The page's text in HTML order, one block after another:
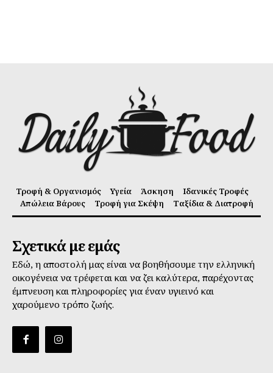
Τροφή & Οργανισμός Υγεία Άσκηση
Ιδανικές Τροφές
Απώλεια Βάρους
Τροφή για Σκέψη Ταξίδια & Διατροφή
Σχετικά με εμάς
Εδώ, η αποστολή μας είναι να βοηθήσουμε την ελληνική
οικογένεια να τρέφεται και να ζει καλύτερα, παρέχοντας
έμπνευση και πληροφορίες για έναν υγιεινό και
χαρούμενο τρόπο ζωής.